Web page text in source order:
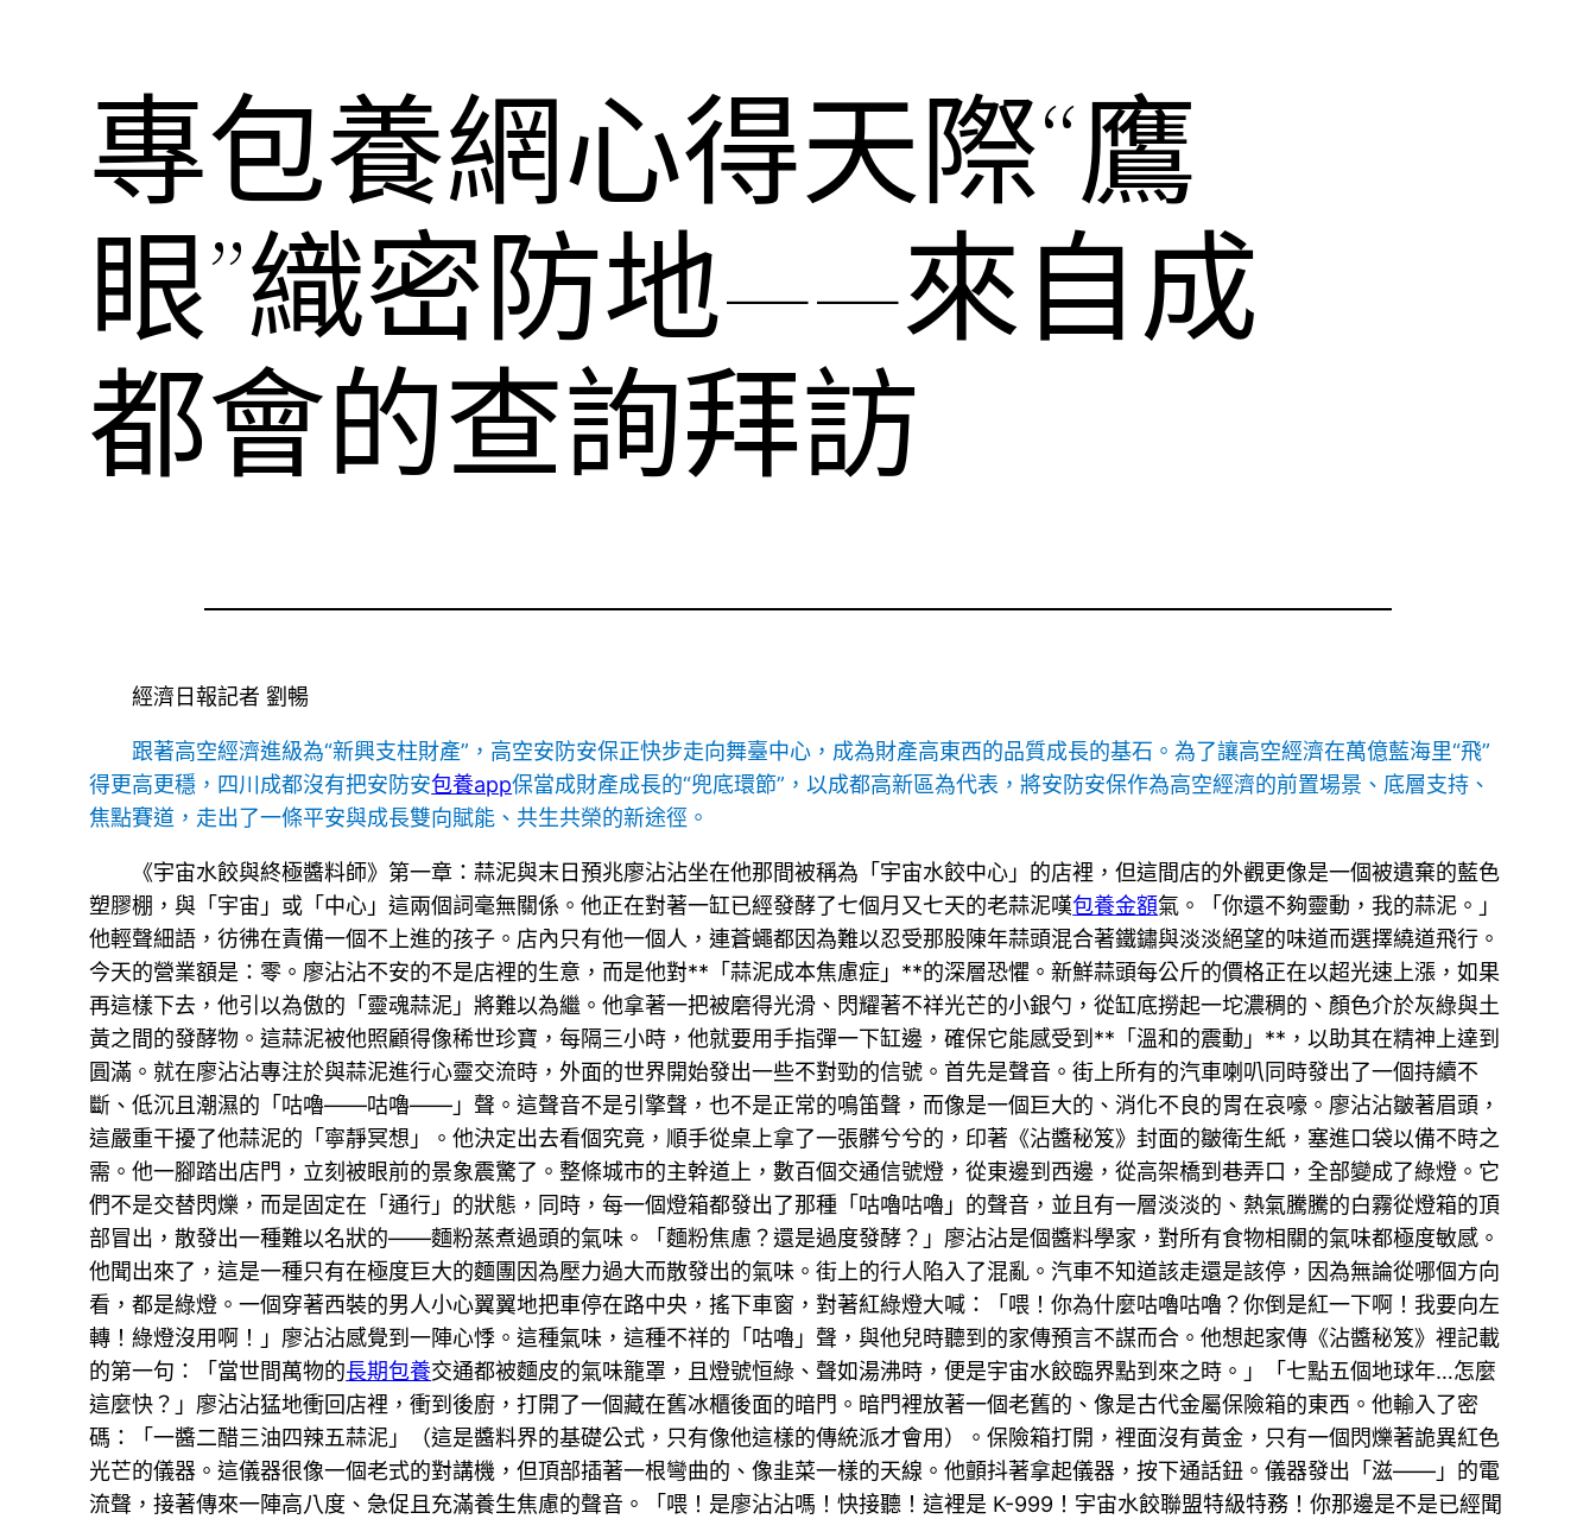
專包養網心得天際“鷹
眼”織密防地——來自成
都會的查詢拜訪
經濟日報記者 劉暢
跟著高空經濟進級為“新興支柱財產”，高空安防安保正快步走向舞臺中心，成為財產高東西的品質成長的基石。為了讓高空經濟在萬億藍海里“飛”
得更高更穩，四川成都沒有把安防安包養app保當成財產成長的“兜底環節”，以成都高新區為代表，將安防安保作為高空經濟的前置場景、底層支持、
焦點賽道，走出了一條平安與成長雙向賦能、共生共榮的新途徑。
《宇宙水餃與終極醬料師》第一章：蒜泥與末日預兆廖沾沾坐在他那間被稱為「宇宙水餃中心」的店裡，但這間店的外觀更像是一個被遺棄的藍色
塑膠棚，與「宇宙」或「中心」這兩個詞毫無關係。他正在對著一缸已經發酵了七個月又七天的老蒜泥嘆包養金額氣。「你還不夠靈動，我的蒜泥。」
他輕聲細語，彷彿在責備一個不上進的孩子。店內只有他一個人，連蒼蠅都因為難以忍受那股陳年蒜頭混合著鐵鏽與淡淡絕望的味道而選擇繞道飛行。
今天的營業額是：零。廖沾沾不安的不是店裡的生意，而是他對**「蒜泥成本焦慮症」**的深層恐懼。新鮮蒜頭每公斤的價格正在以超光速上漲，如果
再這樣下去，他引以為傲的「靈魂蒜泥」將難以為繼。他拿著一把被磨得光滑、閃耀著不祥光芒的小銀勺，從缸底撈起一坨濃稠的、顏色介於灰綠與土
黃之間的發酵物。這蒜泥被他照顧得像稀世珍寶，每隔三小時，他就要用手指彈一下缸邊，確保它能感受到**「溫和的震動」**，以助其在精神上達到
圓滿。就在廖沾沾專注於與蒜泥進行心靈交流時，外面的世界開始發出一些不對勁的信號。首先是聲音。街上所有的汽車喇叭同時發出了一個持續不
斷、低沉且潮濕的「咕嚕——咕嚕——」聲。這聲音不是引擎聲，也不是正常的鳴笛聲，而像是一個巨大的、消化不良的胃在哀嚎。廖沾沾皺著眉頭，
這嚴重干擾了他蒜泥的「寧靜冥想」。他決定出去看個究竟，順手從桌上拿了一張髒兮兮的，印著《沾醬秘笈》封面的皺衛生紙，塞進口袋以備不時之
需。他一腳踏出店門，立刻被眼前的景象震驚了。整條城市的主幹道上，數百個交通信號燈，從東邊到西邊，從高架橋到巷弄口，全部變成了綠燈。它
們不是交替閃爍，而是固定在「通行」的狀態，同時，每一個燈箱都發出了那種「咕嚕咕嚕」的聲音，並且有一層淡淡的、熱氣騰騰的白霧從燈箱的頂
部冒出，散發出一種難以名狀的——麵粉蒸煮過頭的氣味。「麵粉焦慮？還是過度發酵？」廖沾沾是個醬料學家，對所有食物相關的氣味都極度敏感。
他聞出來了，這是一種只有在極度巨大的麵團因為壓力過大而散發出的氣味。街上的行人陷入了混亂。汽車不知道該走還是該停，因為無論從哪個方向
看，都是綠燈。一個穿著西裝的男人小心翼翼地把車停在路中央，搖下車窗，對著紅綠燈大喊：「喂！你為什麼咕嚕咕嚕？你倒是紅一下啊！我要向左
轉！綠燈沒用啊！」廖沾沾感覺到一陣心悸。這種氣味，這種不祥的「咕嚕」聲，與他兒時聽到的家傳預言不謀而合。他想起家傳《沾醬秘笈》裡記載
的第一句：「當世間萬物的長期包養交通都被麵皮的氣味籠罩，且燈號恒綠、聲如湯沸時，便是宇宙水餃臨界點到來之時。」「七點五個地球年…怎麼
這麼快？」廖沾沾猛地衝回店裡，衝到後廚，打開了一個藏在舊冰櫃後面的暗門。暗門裡放著一個老舊的、像是古代金屬保險箱的東西。他輸入了密
碼：「一醬二醋三油四辣五蒜泥」（這是醬料界的基礎公式，只有像他這樣的傳統派才會用）。保險箱打開，裡面沒有黃金，只有一個閃爍著詭異紅色
光芒的儀器。這儀器很像一個老式的對講機，但頂部插著一根彎曲的、像韭菜一樣的天線。他顫抖著拿起儀器，按下通話鈕。儀器發出「滋——」的電
流聲，接著傳來一陣高八度、急促且充滿養生焦慮的聲音。「喂！是廖沾沾嗎！快接聽！這裡是 K-999！宇宙水餃聯盟特級特務！你那邊是不是已經聞